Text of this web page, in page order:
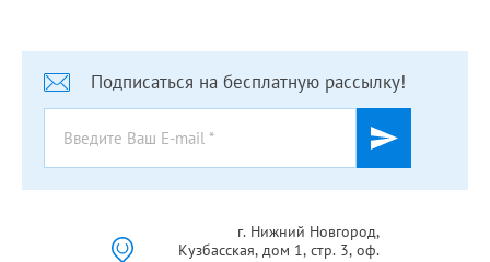
Подписаться на бесплатную рассылку!
г. Нижний Новгород,
Кузбасская, дом 1, стр. 3, оф.